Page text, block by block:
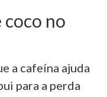
coco no
a cafeína ajuda
para a perda